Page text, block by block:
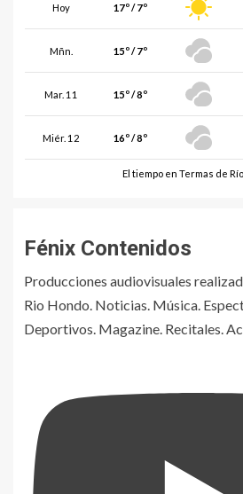
Hoy 17º / 7º
Mñn. 15º / 7º
Mar. 11 15º / 8º
Miér. 12 16º / 8º
El tiempo en Termas de
Fénix Contenidos
Producciones audiovisuales
Rio Hondo. Noticias. Música.
Deportivos. Magazine. Recitales.